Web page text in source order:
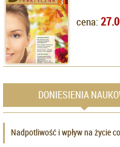
cena:
DONIESIENIA
Nadpotliwość i wpływ na życie